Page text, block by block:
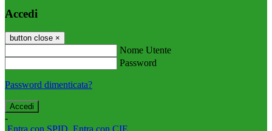
Accedi
button close ×
Nome Utente
Password
Password dimenticata?
-